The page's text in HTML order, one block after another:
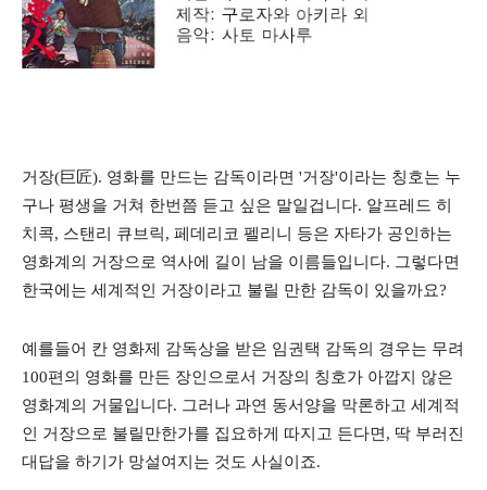
거장(巨匠). 영화를 만드는 감독이라면 '거장'이라는 칭호는 누
구나 평생을 거쳐 한번쯤 듣고 싶은 말일겁니다. 알프레드 히
치콕, 스탠리 큐브릭, 페데리코 펠리니 등은 자타가 공인하는
영화계의 거장으로 역사에 길이 남을 이름들입니다. 그렇다면
한국에는 세계적인 거장이라고 불릴 만한 감독이 있을까요?
예를들어 칸 영화제 감독상을 받은 임권택 감독의 경우는 무려
100편의 영화를 만든 장인으로서 거장의 칭호가 아깝지 않은
영화계의 거물입니다. 그러나 과연 동서양을 막론하고 세계적
인 거장으로 불릴만한가를 집요하게 따지고 든다면, 딱 부러진
대답을 하기가 망설여지는 것도 사실이죠.